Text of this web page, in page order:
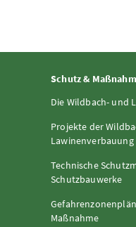
Schutz &
Die Wildbach- und
Projekte der
Lawinenverbauung
Technische
Schutzbauwerke
Maßnahme